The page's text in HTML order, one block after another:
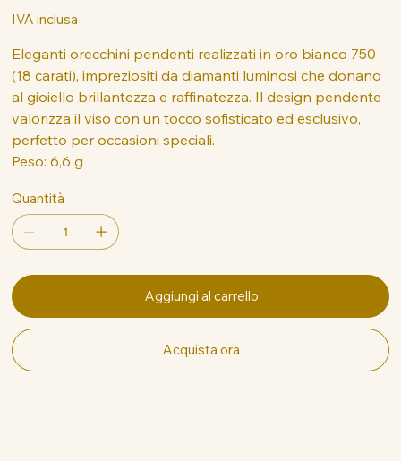
IVA inclusa
Eleganti orecchini pendenti realizzati in oro bianco 750
(18 carati), impreziositi da diamanti luminosi che donano
al gioiello brillantezza e raffinatezza. Il design pendente
valorizza il viso con un tocco sofisticato ed esclusivo,
perfetto per occasioni speciali.
Peso: 6,6 g
Quantità
Aggiungi al carrello
Acquista ora